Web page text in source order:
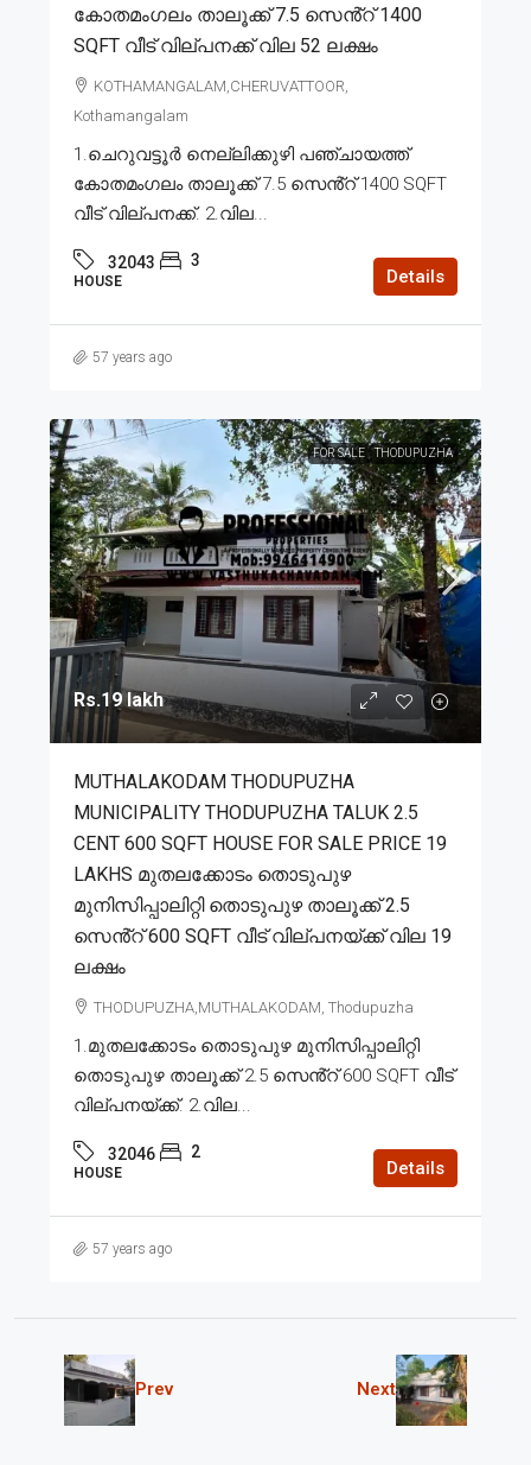
കോതമംഗലം താലൂക്ക് 7.5 സെൻ്റ് 1400
SQFT വീട് വില്പനക്ക് വില 52 ലക്ഷം
KOTHAMANGALAM,CHERUVATTOOR,
Kothamangalam
1.ചെറുവട്ടൂർ നെല്ലിക്കുഴി പഞ്ചായത്ത്
കോതമംഗലം താലൂക്ക് 7.5 സെൻ്റ് 1400 SQFT
വീട് വില്പനക്ക്. 2.വില...
32043 3
HOUSE Details
57 years ago
FOR SALE THODUPUZHA
Rs.19 lakh
MUTHALAKODAM THODUPUZHA
MUNICIPALITY THODUPUZHA TALUK 2.5
CENT 600 SQFT HOUSE FOR SALE PRICE 19
LAKHS മുതലക്കോടം തൊടുപുഴ
മുനിസിപ്പാലിറ്റി തൊടുപുഴ താലൂക്ക് 2.5
സെൻ്റ് 600 SQFT വീട് വില്പനയ്ക്ക് വില 19
ലക്ഷം
THODUPUZHA,MUTHALAKODAM, Thodupuzha
1.മുതലക്കോടം തൊടുപുഴ മുനിസിപ്പാലിറ്റി
തൊടുപുഴ താലൂക്ക് 2.5 സെൻ്റ് 600 SQFT വീട്
വില്പനയ്ക്ക്. 2.വില...
32046 2
HOUSE Details
57 years ago
Prev Next